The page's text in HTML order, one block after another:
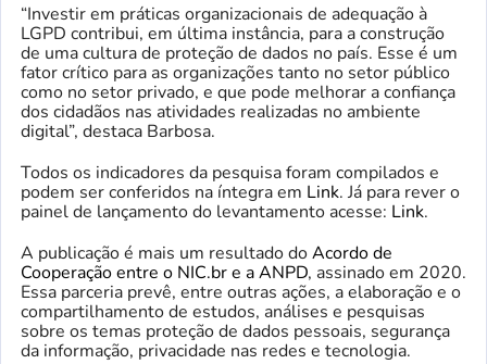
“Investir em práticas organizacionais de adequação à
LGPD contribui, em última instância, para a construção
de uma cultura de proteção de dados no país. Esse é um
fator crítico para as organizações tanto no setor público
como no setor privado, e que pode melhorar a confiança
dos cidadãos nas atividades realizadas no ambiente
digital”, destaca Barbosa.
Todos os indicadores da pesquisa foram compilados e
podem ser conferidos na íntegra em Link. Já para rever o
painel de lançamento do levantamento acesse: Link.
A publicação é mais um resultado doAcordo de
Cooperação entre o NIC.br e a ANPD, assinado em 2020.
Essa parceria prevê, entre outras ações, a elaboração e o
compartilhamento de estudos, análises e pesquisas
sobre os temas proteção de dados pessoais, segurança
da informação, privacidade nas redes e tecnologia.